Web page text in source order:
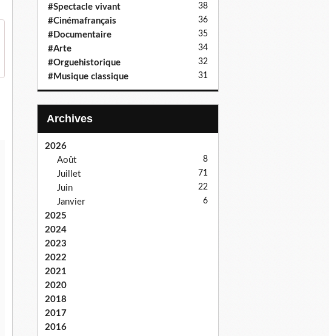
#Spectacle vivant 38
#Cinémafrançais 36
#Documentaire 35
#Arte 34
#Orguehistorique 32
#Musique classique 31
Archives
2026
Août
8
Juillet 71
Juin 22
Janvier 6
2025
2024
2023
2022
2021
2020
2018
2017
2016